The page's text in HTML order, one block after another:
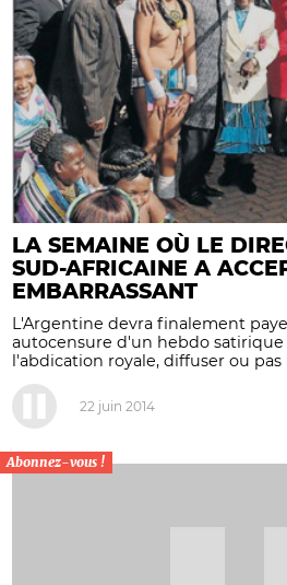
LA SEMAINE OÙ LE
SUD-AFRICAINE A
EMBARRASSANT
L'Argentine devra finalement
autocensure d'un hebdo satirique
l'abdication royale, diffuser ou pas
22 juin 2014
Abonnez-vous !